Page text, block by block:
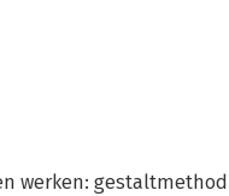
werken: